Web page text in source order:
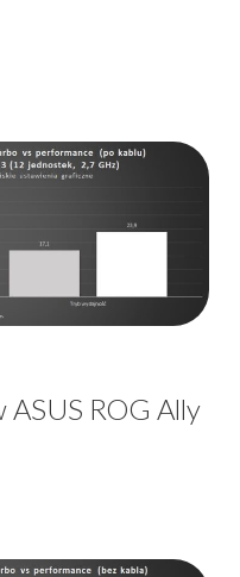
ROG Ally